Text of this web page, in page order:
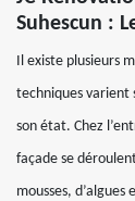
Suhescun :
Il existe plusieurs
techniques varient
son état. Chez
façade se
mousses, d’algues